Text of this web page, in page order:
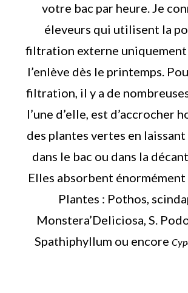
votre bac par heure. Je
éleveurs qui utilisent la
filtration externe uniquement
l’enlève dès le printemps.
filtration, il y a de
l’une d’elle, est d’accrocher
des plantes vertes en
dans le bac ou dans la
Elles absorbent énormément
Plantes : Pothos,
Monstera’Deliciosa, S.
Spathiphyllum ou encore